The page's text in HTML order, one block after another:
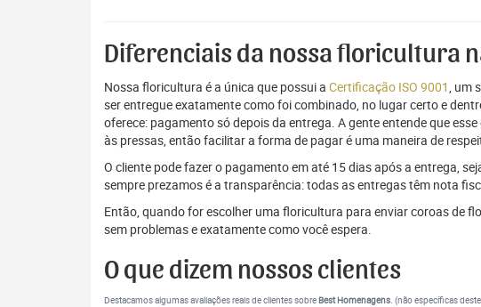
Diferenciais da nossa floricultura
Nossa floricultura é a única que possui a Certificação ISO 9001, um
ser entregue exatamente como foi combinado, no lugar certo e
oferece: pagamento só depois da entrega. A gente entende que
às pressas, então facilitar a forma de pagar é uma maneira de
O cliente pode fazer o pagamento em até 15 dias após a entrega,
sempre prezamos é a transparência: todas as entregas têm nota
Então, quando for escolher uma floricultura para enviar coroas de
sem problemas e exatamente como você espera.
O que dizem nossos clientes
Destacamos algumas avaliações reais de clientes sobreBest Homenagens. (não específicas